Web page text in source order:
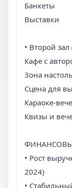
Банкеты
Выставки
• Второй зал
Кафе с
Зона
Сцена для
Караоке-
Квизы и
• Рост
2024)
•